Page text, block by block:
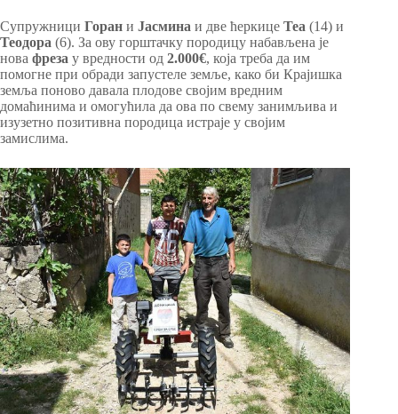
Супружници Горан и Јасмина и две ћеркице Теа (14) и
Теодора (6). За ову горштачку породицу набављена је
нова фреза у вредности од 2.000€, која треба да им
помогне при обради запустеле земље, како би Крајишка
земља поново давала плодове својим вредним
домаћинима и омогућила да ова по свему занимљива и
изузетно позитивна породица истраје у својим
замислима.